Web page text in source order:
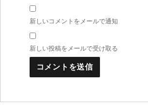
新しいコメントをメールで通知
新しい投稿をメールで受け取る